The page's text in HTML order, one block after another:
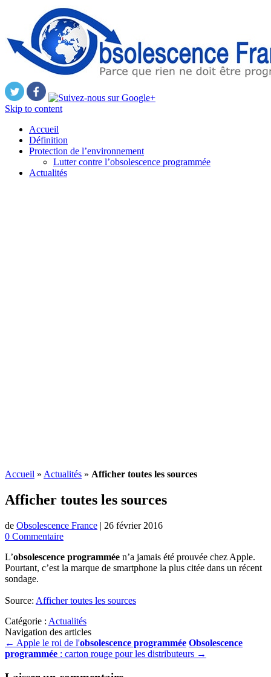
Skip to content
Accueil
Définition
Protection de l’environnement
Lutter contre l’obsolescence programmée
Actualités
Accueil » Actualités » Afficher toutes les sources
Afficher toutes les sources
de Obsolescence France | 26 février 2016
0 Commentaire
L’obsolescence programmée n’a jamais été prouvée chez Apple.
Pourtant, c’est la marque de smartphone la plus citée dans un récent
sondage.
Source: Afficher toutes les sources
Catégorie : Actualités
Navigation des articles
← Apple le roi de l'obsolescence programmée Obsolescence
programmée : carton rouge pour les distributeurs →